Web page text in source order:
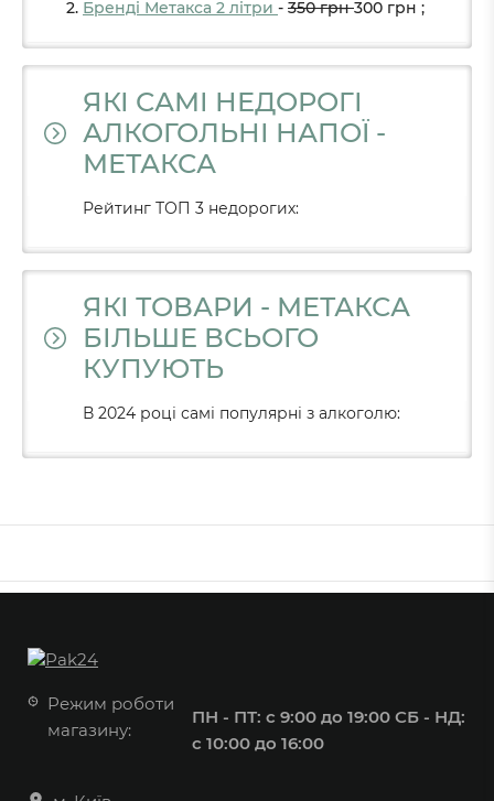
Бренді Метакса 2 літри - 350грн300 грн ;
ЯКІ САМІ НЕДОРОГІ
АЛКОГОЛЬНІ НАПОЇ -
МЕТАКСА
Рейтинг ТОП 3 недорогих:
ЯКІ ТОВАРИ - МЕТАКСА
БІЛЬШЕ ВСЬОГО
КУПУЮТЬ
В 2024 році самі популярні з алкоголю:
Режим роботи
магазину:
ПН - ПТ: с 9:00 до 19:00 СБ - НД:
с 10:00 до 16:00